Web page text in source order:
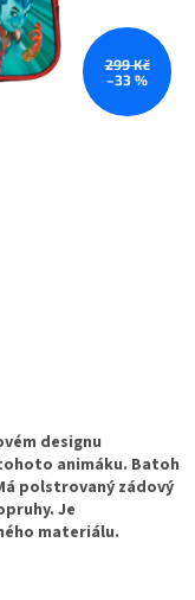
299 Kč
–33 %
designu
animáku. Batoh
polstrovaný zádový
Je
materiálu.